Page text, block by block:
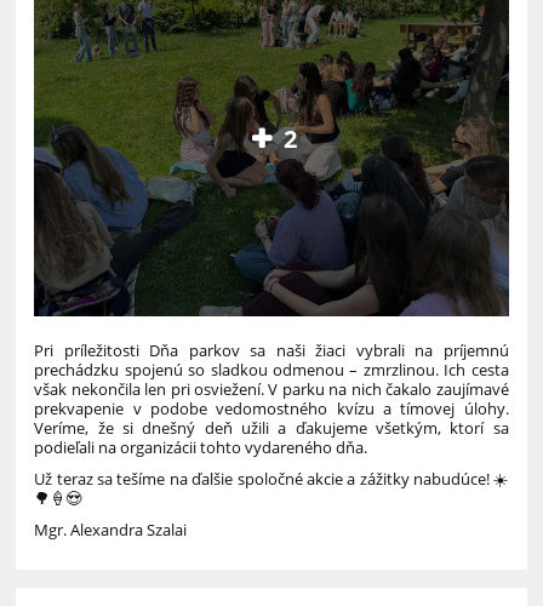
2
Pri príležitosti Dňa parkov sa naši žiaci vybrali na príjemnú
prechádzku spojenú so sladkou odmenou – zmrzlinou. Ich cesta
však nekončila len pri osviežení. V parku na nich čakalo zaujímavé
prekvapenie v podobe vedomostného kvízu a tímovej úlohy.
Veríme, že si dnešný deň užili a ďakujeme všetkým, ktorí sa
podieľali na organizácii tohto vydareného dňa.
Už teraz sa tešíme na ďalšie spoločné akcie a zážitky nabudúce! ☀️
🌳🍦😍
Mgr. Alexandra Szalai